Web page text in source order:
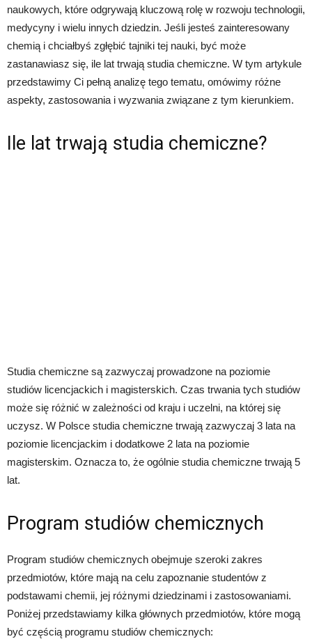
naukowych, które odgrywają kluczową rolę w rozwoju technologii,
medycyny i wielu innych dziedzin. Jeśli jesteś zainteresowany
chemią i chciałbyś zgłębić tajniki tej nauki, być może
zastanawiasz się, ile lat trwają studia chemiczne. W tym artykule
przedstawimy Ci pełną analizę tego tematu, omówimy różne
aspekty, zastosowania i wyzwania związane z tym kierunkiem.
Ile lat trwają studia chemiczne?
Studia chemiczne są zazwyczaj prowadzone na poziomie
studiów licencjackich i magisterskich. Czas trwania tych studiów
może się różnić w zależności od kraju i uczelni, na której się
uczysz. W Polsce studia chemiczne trwają zazwyczaj 3 lata na
poziomie licencjackim i dodatkowe 2 lata na poziomie
magisterskim. Oznacza to, że ogólnie studia chemiczne trwają 5
lat.
Program studiów chemicznych
Program studiów chemicznych obejmuje szeroki zakres
przedmiotów, które mają na celu zapoznanie studentów z
podstawami chemii, jej różnymi dziedzinami i zastosowaniami.
Poniżej przedstawiamy kilka głównych przedmiotów, które mogą
być częścią programu studiów chemicznych: